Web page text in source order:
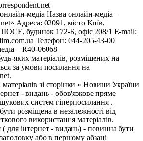
медіа Назва онлайн-медіа –
Адреса: 02091, місто Київ,
будинок 172-Б, офіс 208/1 E-mail:
Телефон: 044-205-43-00
– R40-06068
яких матеріалів, розміщених на
за умови посилання на
зі сторінки « Новини України
- видань - обов'язкове пряме
систем гіперпосилання .
розміщена в незалежності від
використання матеріалів.
( для інтернет - видань) - повинна бути
або в першому абзаці